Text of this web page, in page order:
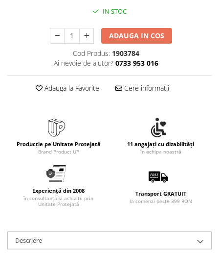
Carioci si creioane colorate
Ascutitori, radiere, agrafe
Foarfece pentru birou
Curatenie si igiena
Produse Antibacteriene
Articole pentru baie
Articole pentru bucatarie
dispensere
IN STOC
ADAUGA IN COS
Cod Produs: 1903784
Ai nevoie de ajutor? 0733 953 016
Adauga la Favorite Cere informatii
Producție pe Unitate Protejată
Brand Product UP
11 angajați cu dizabilități
în echipa noastră
Experiență din 2008
în consultanță și achiziții prin
Unitate Protejată
Transport GRATUIT
la comenzi peste 399 RON
Descriere